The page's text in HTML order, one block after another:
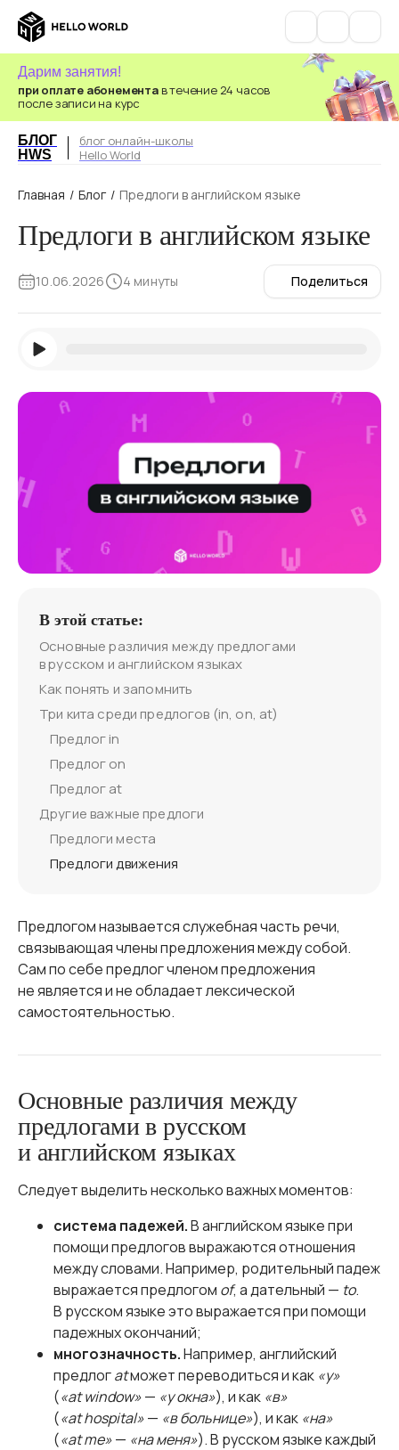
при оплате абонементав течение 24 часов
после записи на курс
Дарим занятия!
БЛОГ
HWS
блог онлайн-школы
Hello World
Главная / Блог / Предлоги в английском языке
Предлоги в английском языке
10.06.2026 4 минуты Поделиться
В этой статье:
Основные различия между предлогами
в русском и английском языках
Как понять и запомнить
Три кита среди предлогов (in, on, at)
Предлог in
Предлог on
Предлог at
Другие важные предлоги
Предлоги места
Предлоги движения
Предлогом называется служебная часть речи,
связывающая члены предложения между собой.
Сам по себе предлог членом предложения
не является и не обладает лексической
самостоятельностью.
Основные различия между
предлогами в русском
и английском языках
Следует выделить несколько важных моментов:
система падежей.В английском языке при
помощи предлогов выражаются отношения
между словами. Например, родительный падеж
выражается предлогом of, а дательный — to.
В русском языке это выражается при помощи
падежных окончаний;
многозначность.Например, английский
предлогatможет переводиться и как «у»
(«at window»— «у окна»), и как «в»
(«at hospital»— «в больнице»), и как «на»
(«at me»— «на меня»). В русском языке каждый